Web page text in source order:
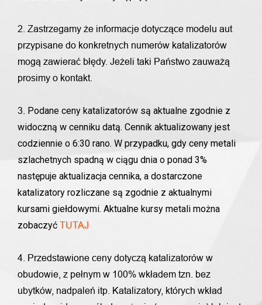
2. Zastrzegamy że informacje dotyczące modelu aut
przypisane do konkretnych numerów katalizatorów
mogą zawierać błędy. Jeżeli taki Państwo zauważą
prosimy o kontakt.
3. Podane ceny katalizatorów są aktualne zgodnie z
widoczną w cenniku datą. Cennik aktualizowany jest
codziennie o 6:30 rano. W przypadku, gdy ceny metali
szlachetnych spadną w ciągu dnia o ponad 3%
następuje aktualizacja cennika, a dostarczone
katalizatory rozliczane są zgodnie z aktualnymi
kursami giełdowymi. Aktualne kursy metali można
zobaczyć TUTAJ
4. Przedstawione ceny dotyczą katalizatorów w
obudowie, z pełnym w 100% wkładem tzn. bez
ubytków, nadpaleń itp. Katalizatory, których wkład